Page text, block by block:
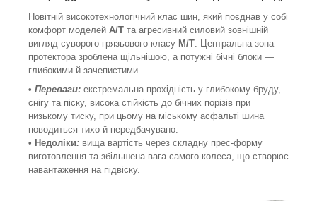
Новітній високотехнологічний клас шин, який поєднав у собі
комфорт моделей A/T та агресивний силовий зовнішній
вигляд суворого грязьового класу М/Т. Центральна зона
протектора зроблена щільнішою, а потужні бічні блоки —
глибокими й зачепистими.
• Переваги: екстремальна прохідність у глибокому бруду,
снігу та піску, висока стійкість до бічних порізів при
низькому тиску, при цьому на міському асфальті шина
поводиться тихо й передбачувано.
• Недоліки: вища вартість через складну прес-форму
виготовлення та збільшена вага самого колеса, що створює
навантаження на підвіску.